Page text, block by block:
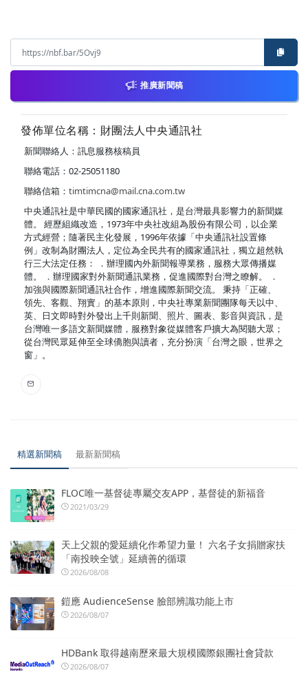
推廣新聞稿
發佈單位名稱：財團法人中央通訊社
新聞聯絡人：訊息服務核稿員
聯絡電話：02-25051180
聯絡信箱： timtimcna@mail.cna.com.tw
中央通訊社是中華民國的國家通訊社，是台灣最具影響力的新聞媒
體。 經歷組織改造，1973年中央社改組為股份有限公司，以企業
方式經營；隨著民主化發展，1996年依據「中央通訊社設置條
例」改制為財團法人，定位為全民共有的國家通訊社，獨立超然執
行三大法定任務： ．辦理國內外新聞報導業務，服務大眾傳播媒
體。 ．辦理國家對外新聞通訊業務，促進國際對台灣之瞭解。 ．
加強與國際新聞通訊社合作，增進國際新聞交流。 秉持「正確、
領先、客觀、翔實」的基本原則，中央社專業新聞團隊每天以中、
英、日文即時對外發出上千則新聞、照片、圖表、影音與資訊，是
台灣唯一多語文新聞媒體，服務對象從媒體客戶擴大為閱聽大眾；
從台灣民眾延伸至全球僑胞與讀者，充分扮演「台灣之眼，世界之
窗」。
精選新聞稿 最新新聞稿
FLOC唯一基督徒專屬交友APP，基督徒的新福音
2021/03/29
天上父親的愛延續化作希望力量！ 六名子女捐贈家扶
「南投映全號」延續善的循環
2026/08/08
鎧應 AudienceSense 臉部辨識功能上市
2026/08/07
HDBank 取得越南歷來最大規模國際銀團社會貸款
2026/08/07